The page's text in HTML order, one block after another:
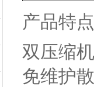
产品特
双压缩
免维护